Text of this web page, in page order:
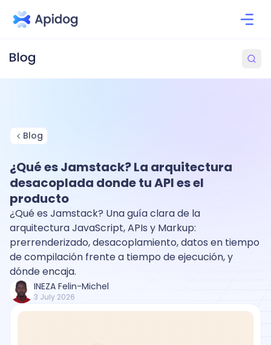
Blog
¿Qué es Jamstack? La arquitectura
desacoplada donde tu API es el
producto
¿Qué es Jamstack? Una guía clara de la
arquitectura JavaScript, APIs y Markup:
prerrenderizado, desacoplamiento, datos en tiempo
de compilación frente a tiempo de ejecución, y
dónde encaja.
INEZA Felin-Michel
3 July 2026